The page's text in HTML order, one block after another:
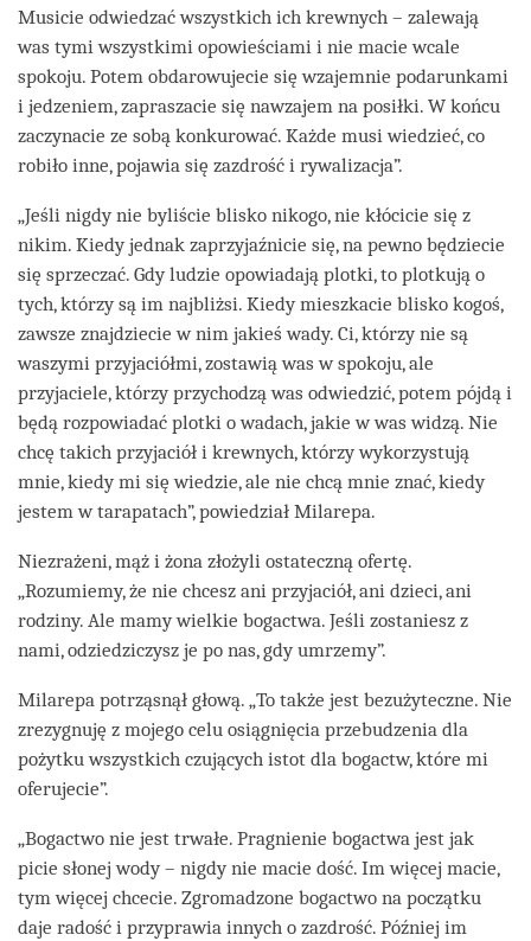
Musicie odwiedzać wszystkich ich krewnych – zalewają
was tymi wszystkimi opowieściami i nie macie wcale
spokoju. Potem obdarowujecie się wzajemnie podarunkami
i jedzeniem, zapraszacie się nawzajem na posiłki. W końcu
zaczynacie ze sobą konkurować. Każde musi wiedzieć, co
robiło inne, pojawia się zazdrość i rywalizacja”.
„Jeśli nigdy nie byliście blisko nikogo, nie kłócicie się z
nikim. Kiedy jednak zaprzyjaźnicie się, na pewno będziecie
się sprzeczać. Gdy ludzie opowiadają plotki, to plotkują o
tych, którzy są im najbliżsi. Kiedy mieszkacie blisko kogoś,
zawsze znajdziecie w nim jakieś wady. Ci, którzy nie są
waszymi przyjaciółmi, zostawią was w spokoju, ale
przyjaciele, którzy przychodzą was odwiedzić, potem pójdą i
będą rozpowiadać plotki o wadach, jakie w was widzą. Nie
chcę takich przyjaciół i krewnych, którzy wykorzystują
mnie, kiedy mi się wiedzie, ale nie chcą mnie znać, kiedy
jestem w tarapatach”, powiedział Milarepa.
Niezrażeni, mąż i żona złożyli ostateczną ofertę.
„Rozumiemy, że nie chcesz ani przyjaciół, ani dzieci, ani
rodziny. Ale mamy wielkie bogactwa. Jeśli zostaniesz z
nami, odziedziczysz je po nas, gdy umrzemy”.
Milarepa potrząsnął głową. „To także jest bezużyteczne. Nie
zrezygnuję z mojego celu osiągnięcia przebudzenia dla
pożytku wszystkich czujących istot dla bogactw, które mi
oferujecie”.
„Bogactwo nie jest trwałe. Pragnienie bogactwa jest jak
picie słonej wody – nigdy nie macie dość. Im więcej macie,
tym więcej chcecie. Zgromadzone bogactwo na początku
daje radość i przyprawia innych o zazdrość. Później im